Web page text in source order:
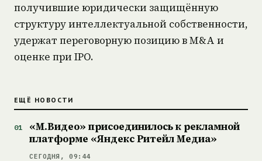
получившие юридически защищённую
структуру интеллектуальной собственности,
удержат переговорную позицию в M&A и
оценке при IPO.
ЕЩЁ НОВОСТИ
«М.Видео» присоединилось к рекламной
платформе «Яндекс Ритейл Медиа»
СЕГОДНЯ, 09:44